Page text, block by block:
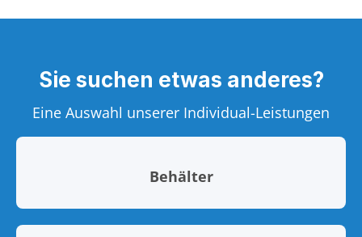
Sie suchen etwas anderes?
Eine Auswahl unserer Individual-Leistungen
Behälter